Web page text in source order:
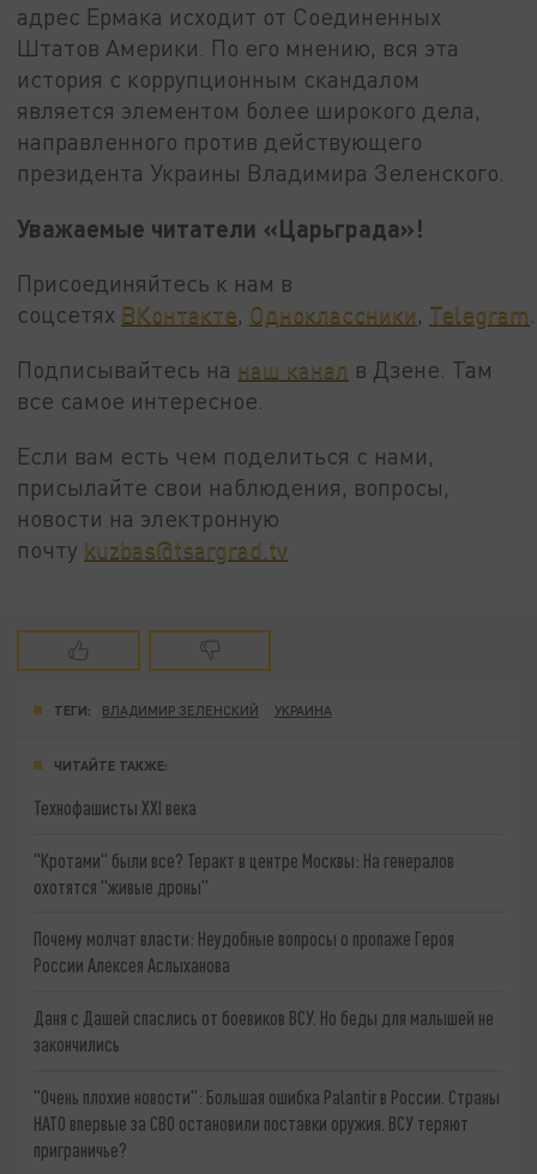
адрес Ермака исходит от Соединенных
Штатов Америки. По его мнению, вся эта
история с коррупционным скандалом
является элементом более широкого дела,
направленного против действующего
президента Украины Владимира Зеленского.
Уважаемые читатели «Царьграда»!
Присоединяйтесь к нам в
соцсетях ВКонтакте, Одноклассники, Telegram
Подписывайтесь на наш канал в Дзене. Там
все самое интересное.
Если вам есть чем поделиться с нами,
присылайте свои наблюдения, вопросы,
новости на электронную
почту kuzbas@tsargrad.tv
ТЕГИ: ВЛАДИМИР ЗЕЛЕНСКИЙ УКРАИНА
ЧИТАЙТЕ ТАКЖЕ:
Технофашисты XXI века
"Кротами" были все? Теракт в центре Москвы: На генералов
охотятся "живые дроны"
Почему молчат власти: Неудобные вопросы о пропаже Героя
России Алексея Аслыханова
Даня с Дашей спаслись от боевиков ВСУ. Но беды для малышей не
закончились
"Очень плохие новости": Большая ошибка Palantir в России. Страны
НАТО впервые за СВО остановили поставки оружия. ВСУ теряют
приграничье?